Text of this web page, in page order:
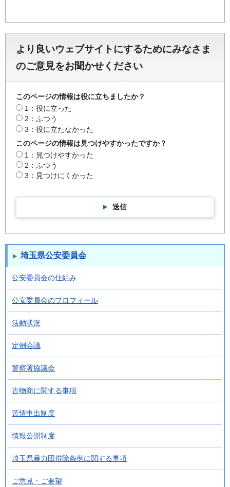
より良いウェブサイトにするためにみなさま
のご意見をお聞かせください
このページの情報は役に立ちましたか？
1：役に立った
2：ふつう
3：役に立たなかった
このページの情報は見つけやすかったですか？
1：見つけやすかった
2：ふつう
3：見つけにくかった
送信
埼玉県公安委員会
公安委員会の仕組み
公安委員会のプロフィール
活動状況
定例会議
警察署協議会
古物商に関する事項
苦情申出制度
情報公開制度
埼玉県暴力団排除条例に関する事項
ご意見・ご要望